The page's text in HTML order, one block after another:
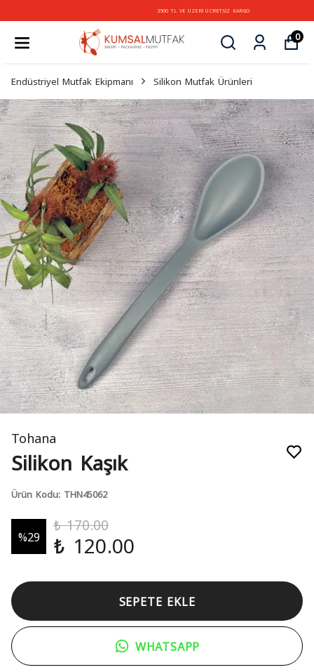
3500 TL VE ÜZERİ ÜCRETSİZ KARGO
0
Endüstriyel Mutfak Ekipmanı Silikon Mutfak Ürünleri
Tohana
Silikon Kaşık
Ürün Kodu: THN45062
%29
₺ 170.00
₺ 120.00
SEPETE EKLE
WHATSAPP